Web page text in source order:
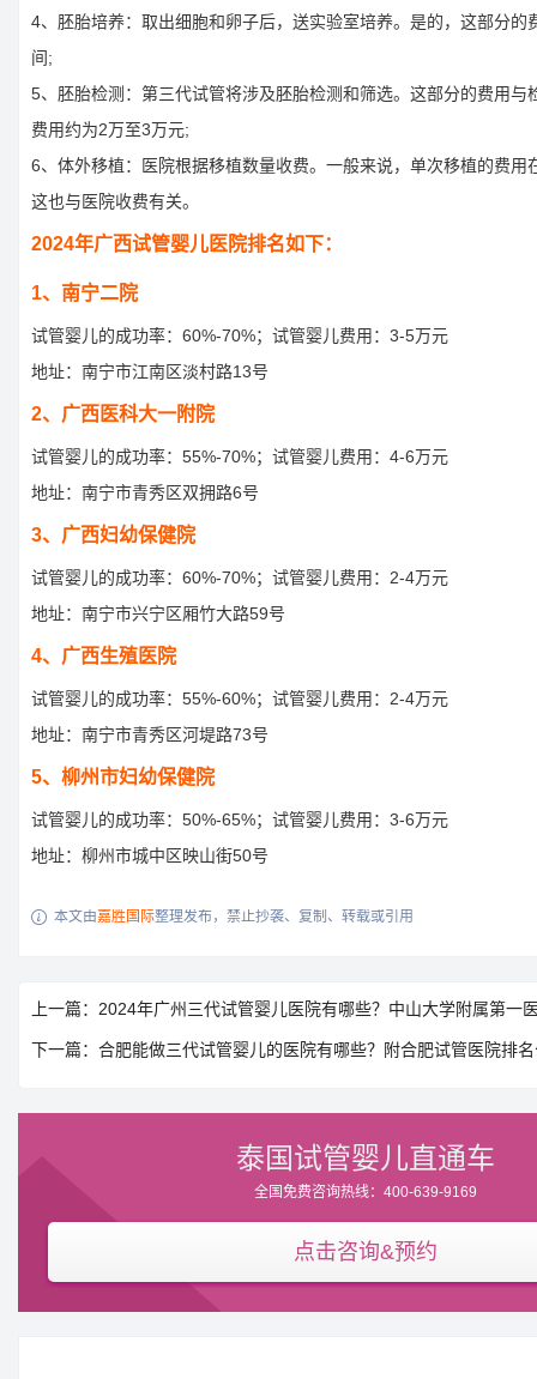
4、胚胎培养：取出细胞和卵子后，送实验室培养。是的，这部分的
间;
5、胚胎检测：第三代试管将涉及胚胎检测和筛选。这部分的费用与
费用约为2万至3万元;
6、体外移植：医院根据移植数量收费。一般来说，单次移植的费用
这也与医院收费有关。
2024年广西试管婴儿医院排名如下：
1、南宁二院
试管婴儿的成功率：60%-70%；试管婴儿费用：3-5万元
地址：南宁市江南区淡村路13号
2、广西医科大一附院
试管婴儿的成功率：55%-70%；试管婴儿费用：4-6万元
地址：南宁市青秀区双拥路6号
3、广西妇幼保健院
试管婴儿的成功率：60%-70%；试管婴儿费用：2-4万元
地址：南宁市兴宁区厢竹大路59号
4、广西生殖医院
试管婴儿的成功率：55%-60%；试管婴儿费用：2-4万元
地址：南宁市青秀区河堤路73号
5、柳州市妇幼保健院
试管婴儿的成功率：50%-65%；试管婴儿费用：3-6万元
地址：柳州市城中区映山街50号
 本文由嘉胜国际整理发布，禁止抄袭、复制、转载或引用
上一篇：2024年广州三代试管婴儿医院有哪些？中山大学附属第一
下一篇：合肥能做三代试管婴儿的医院有哪些？附合肥试管医院排
泰国试管婴儿直通车
全国免费咨询热线：400-639-9169
点击咨询&预约